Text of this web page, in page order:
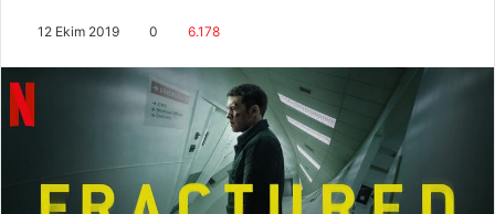
12 Ekim 2019 0 6.178